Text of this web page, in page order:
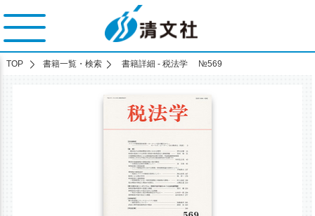
TOP 書籍一覧・検索 書籍詳細 - 税法学 №569